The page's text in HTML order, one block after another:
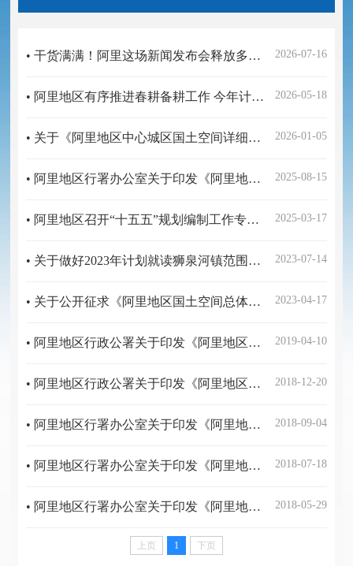
2026-07-16
• 干货满满！阿里这场新闻发布会释放多个信号
2026-05-18
• 阿里地区有序推进春耕备耕工作 今年计划完成粮食播种面积2.87万亩
2026-01-05
• 关于《阿里地区中心城区国土空间详细规划》的公告
2025-08-15
• 阿里地区行署办公室关于印发《阿里地区“无废城市”建设实施方案（2024年-2030年）》的通知
2025-03-17
• 阿里地区召开“十五五”规划编制工作专题会议
2023-07-14
• 关于做好2023年计划就读狮泉河镇范围内幼儿园小班、小学一年级适龄儿童人数摸底调查的通知
2023-04-17
• 关于公开征求《阿里地区国土空间总体规划（2021-2035年）》意见的公告
2019-04-10
• 阿里地区行政公署关于印发《阿里地区关于严格执行城乡医疗救助相关政策的实施意见》的通知
2018-12-20
• 阿里地区行政公署关于印发《阿里地区贯彻实施<美丽西藏建设规划纲要（2014-2030年）>分工方案》的通知
2018-09-04
• 阿里地区行署办公室关于印发《阿里地区贯彻消费品标准和质量提升规划（2016-2020年）实施方案》的通知
2018-07-18
• 阿里地区行署办公室关于印发《阿里地区2018年人工影响天气工作计划》的通知
2018-05-29
• 阿里地区行署办公室关于印发《阿里地区“十三五”信息化发展规划》的通知
上页 1 下页